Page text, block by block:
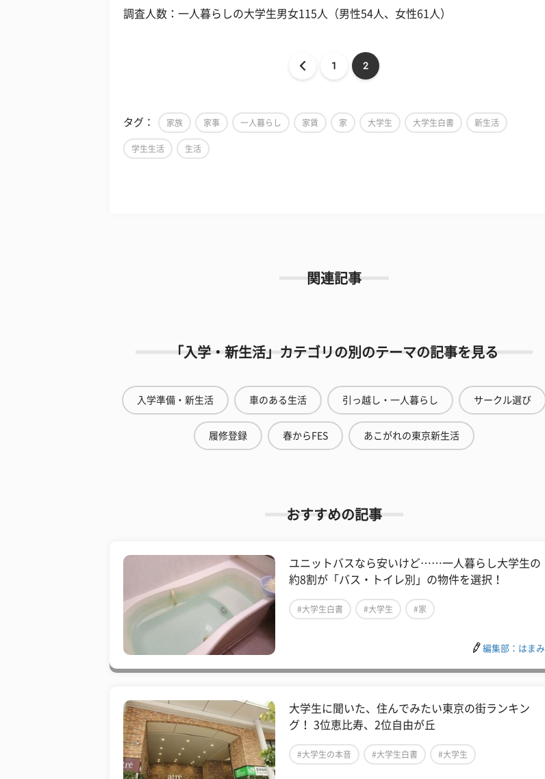
調査人数：一人暮らしの大学生男女115人（男性54人、女性61人）
1 2
タグ： 家族 家事 一人暮らし 家賃 家 大学生 大学生白書 新生活
学生生活 生活
関連記事
「入学・新生活」カテゴリの別のテーマの記事を見る
入学準備・新生活 車のある生活 引っ越し・一人暮らし サークル選び
履修登録 春からFES あこがれの東京新生活
おすすめの記事
ユニットバスなら安いけど……一人暮らし大学生の
約8割が「バス・トイレ別」の物件を選択！
#大学生白書 #大学生 #家
編集部：はまみ
大学生に聞いた、住んでみたい東京の街ランキン
グ！ 3位恵比寿、2位自由が丘
#大学生の本音 #大学生白書 #大学生